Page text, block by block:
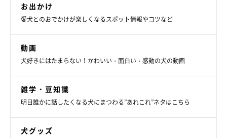
お出かけ
愛犬とのおでかけが楽しくなるスポット情報やコツなど
動画
犬好きにはたまらない！かわいい・面白い・感動の犬の動画
雑学・豆知識
明日誰かに話したくなる犬にまつわる”あれこれ”ネタはこちら
犬グッズ